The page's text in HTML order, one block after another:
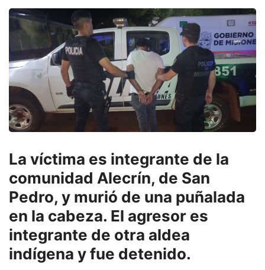
La víctima es integrante de la
comunidad Alecrín, de San
Pedro, y murió de una puñalada
en la cabeza. El agresor es
integrante de otra aldea
indígena y fue detenido.